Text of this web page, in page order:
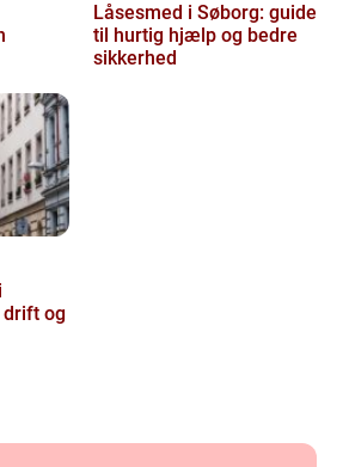
Låsesmed i Søborg: guide
til hurtig hjælp og bedre
sikkerhed
drift og